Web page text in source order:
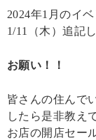
2024年1月のイ
1/11（木）追記
お願い！！
皆さんの住んで
したら是非教え
お店の開店セー